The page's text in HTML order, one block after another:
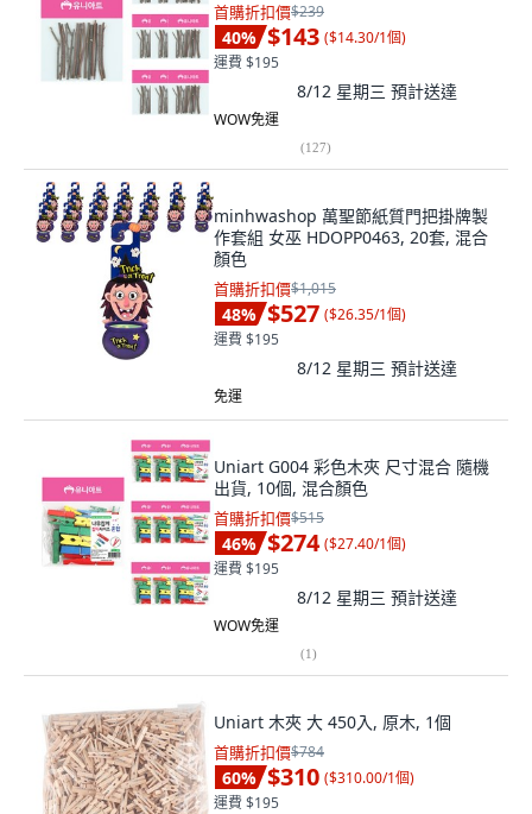
首購折扣價$239
40% $143 ($14.30/1個)
運費 $195
8/12 星期三 預計送達
WOW免運
(127)
minhwashop 萬聖節紙質門把掛牌製
作套組 女巫 HDOPP0463, 20套, 混合
顏色
首購折扣價$1,015
48% $527 ($26.35/1個)
運費 $195
8/12 星期三 預計送達
免運
Uniart G004 彩色木夾 尺寸混合 隨機
出貨, 10個, 混合顏色
首購折扣價$515
46% $274 ($27.40/1個)
運費 $195
8/12 星期三 預計送達
WOW免運
(1)
Uniart 木夾 大 450入, 原木, 1個
首購折扣價$784
60% $310 ($310.00/1個)
運費 $195